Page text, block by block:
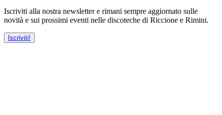
Iscriviti alla nostra newsletter e rimani sempre aggiornato sulle
novità e sui prossimi eventi nelle discoteche di Riccione e Rimini.
Iscriviti!